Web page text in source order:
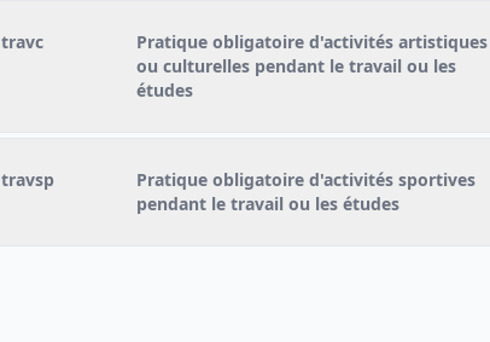
travc
Pratique obligatoire d'activités artistiques
ou culturelles pendant le travail ou les
études
travsp
Pratique obligatoire d'activités sportives
pendant le travail ou les études